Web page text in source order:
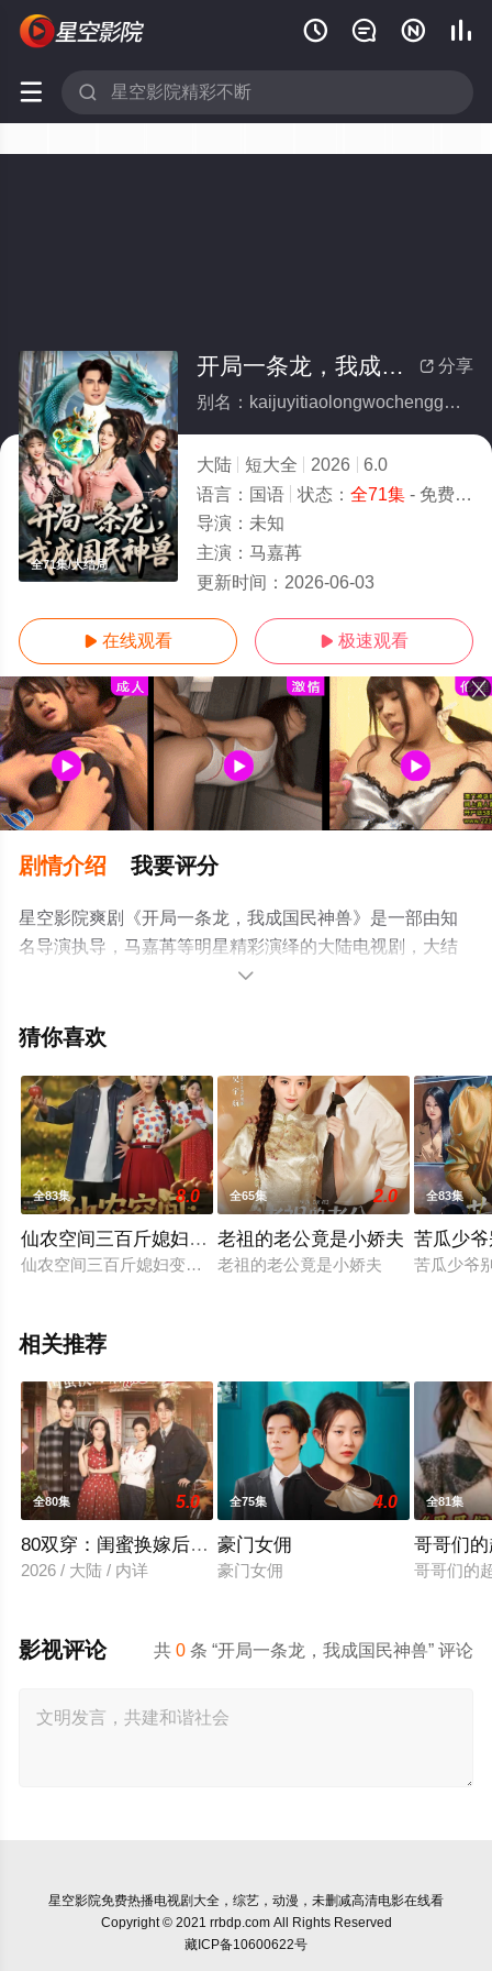
   
 
全71集/大结局
 分享
开局一条龙，我成国民神兽(全集)
别名：kaijuyitiaolongwochengguominshenshou
大陆 短大全 2026
6.0
语言： 国语 状态： 全71集- 免费在线观看
导演： 未知
主演： 马嘉苒
更新时间： 2026-06-03
 在线观看  极速观看
剧情介绍 我要评分
星空影院爽剧《开局一条龙，我成国民神兽》是一部由知
名导演执导，马嘉苒等明星精彩演绎的大陆电视剧，大结
局剧情已揭晓（全71集），手机免费观看高清无删减完整
瓣电视剧、电视猫或剧情网等平台了解。

猜你喜欢
全83集 8.0
仙农空间三百斤媳妇变天仙
仙农空间三百斤媳妇变天仙
全65集 2.0
老祖的老公竟是小娇夫
老祖的老公竟是小娇夫
全83集
苦瓜少
苦瓜少爷
相关推荐
全80集 5.0
80双穿：闺蜜换嫁后赢麻了
2026 / 大陆 / 内详
全75集 4.0
豪门女佣
豪门女佣
全81集
哥哥们
哥哥们的
共0 条 “开局一条龙，我成国民神兽” 评论
影视评论
星空影院免费热播电视剧大全，综艺，动漫，未删减高清电影在线看
Copyright © 2021 rrbdp.com All Rights Reserved
藏ICP备10600622号